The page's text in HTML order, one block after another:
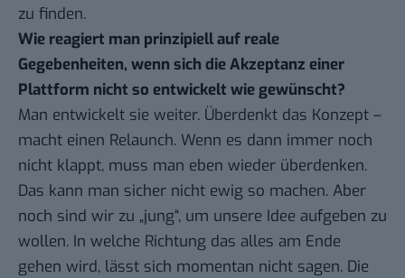
zu finden.
Wie reagiert man prinzipiell auf reale
Gegebenheiten, wenn sich die Akzeptanz einer
Plattform nicht so entwickelt wie gewünscht?
Man entwickelt sie weiter. Überdenkt das Konzept –
macht einen Relaunch. Wenn es dann immer noch
nicht klappt, muss man eben wieder überdenken.
Das kann man sicher nicht ewig so machen. Aber
noch sind wir zu „jung“, um unsere Idee aufgeben zu
wollen. In welche Richtung das alles am Ende
gehen wird, lässt sich momentan nicht sagen. Die